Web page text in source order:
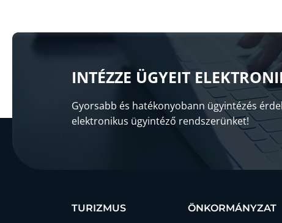
INTÉZZE ÜGYEIT
Gyorsabb és hatékonyobann ügyintézés
elektronikus ügyintéző rendszerünket!
TURIZMUS
ÖNKORMÁNYZAT